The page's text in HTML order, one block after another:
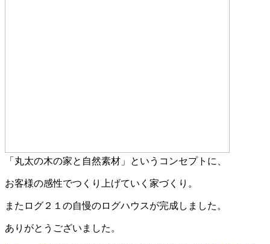
「丸太の木の家と自然素材」というコンセプトに、
お客様の感性でつくり上げていく家づくり。
またログ２１の自慢のログハウスが完成しました。
ありがとうございました。